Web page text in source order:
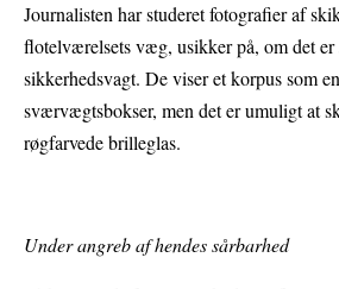
Journalisten har studeret fotografier af
flotelværelsets væg, usikker på, om det er
sikkerhedsvagt. De viser et korpus som
sværvægtsbokser, men det er umuligt at
røgfarvede brilleglas.
Under angreb af hendes sårbarhed